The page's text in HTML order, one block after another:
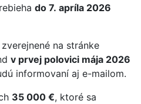
do 7. apríla 2026
na stránke
v prvej polovici mája 2026
informovaní aj e-mailom.
35 000 €, ktoré sa